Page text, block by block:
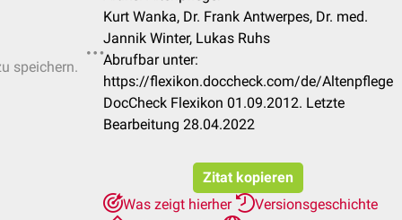
speichern.
Kurt Wanka, Dr. Frank Antwerpes, Dr. med.
Jannik Winter, Lukas Ruhs
Abrufbar unter:
https://flexikon.doccheck.com/de/Altenpflege
DocCheck Flexikon 01.09.2012. Letzte
Bearbeitung 28.04.2022
Zitat kopieren
Was zeigt hierher
Versionsgeschichte